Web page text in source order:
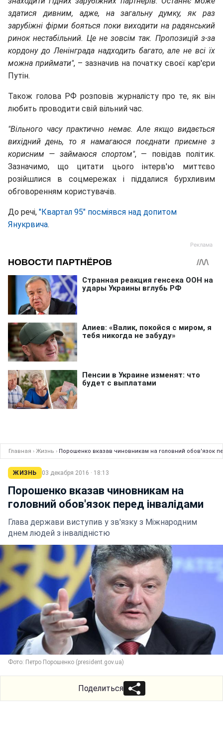
здатися дивним, адже, на загальну думку, як раз
зарубіжні фірми бояться поки виходити на радянський
ринок нестабільний. Це не зовсім так. Пропозицій з-за
кордону до Ленінграда надходить багато, але не всі їх
можна приймати", – зазначив на початку своєї кар'єри
Путін.
Також голова РФ розповiв журналicту про те, як він
любить проводити свій вільний час.
"Вільного часу практично немає. Але якщо видається
вихідний день, то я намагаюся поєднати приємне з
корисним — займаюся спортом", — повідав політик.
Зазначимо, що цитати цього інтерв'ю миттєво
розійшлися в соцмережах і піддалися бурхливим
обговоренням користувачів.
До речі, "Квартал 95" посміявся над допитом
Янукрвича.
Главная › Жизнь › Порошенко вказав чиновникам на головний обов'язок
ЖИЗНЬ 03 декабря 2016 · 18:13
Порошенко вказав чиновникам на
головний обов'язок перед інвалідами
Глава держави виступив у зв'язку з Міжнародним
днем людей з інвалідністю
Фото: Петро Порошенко (president.gov.ua)
Поделиться